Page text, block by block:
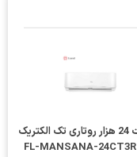
اسپيلت 24 هزار روتاری تک الکتريک
مدل FL-MANSANA-24CT3R